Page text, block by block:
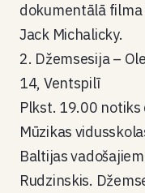
dokumentālā filma
Jack Michalicky.
2. Džemsesija –
14, Ventspilī
Plkst. 19.00 notiks
Mūzikas
Baltijas
Rudzinskis.